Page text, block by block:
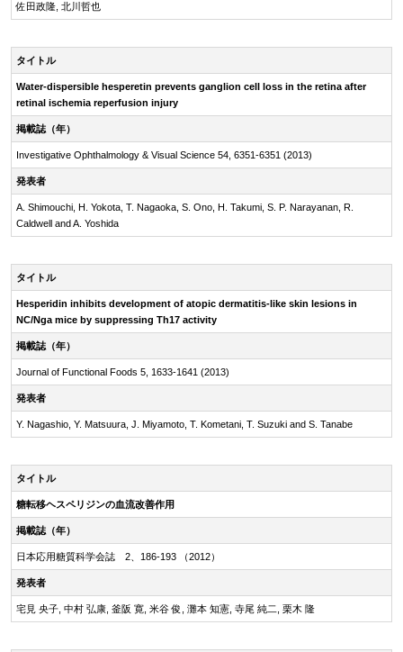
佐田政隆, 北川哲也
タイトル
Water-dispersible hesperetin prevents ganglion cell loss in the retina after
retinal ischemia reperfusion injury
掲載誌（年）
Investigative Ophthalmology & Visual Science 54, 6351-6351 (2013)
発表者
A. Shimouchi, H. Yokota, T. Nagaoka, S. Ono, H. Takumi, S. P. Narayanan, R.
Caldwell and A. Yoshida
タイトル
Hesperidin inhibits development of atopic dermatitis-like skin lesions in
NC/Nga mice by suppressing Th17 activity
掲載誌（年）
Journal of Functional Foods 5, 1633-1641 (2013)
発表者
Y. Nagashio, Y. Matsuura, J. Miyamoto, T. Kometani, T. Suzuki and S. Tanabe
タイトル
糖転移ヘスペリジンの血流改善作用
掲載誌（年）
日本応用糖質科学会誌 2、186-193 （2012）
発表者
宅見 央子, 中村 弘康, 釜阪 寛, 米谷 俊, 灘本 知憲, 寺尾 純二, 栗木 隆